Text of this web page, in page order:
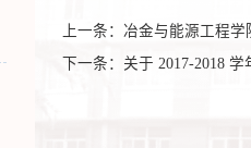
上一条： 冶金与能源工程学
下一条： 关于 2017-2018